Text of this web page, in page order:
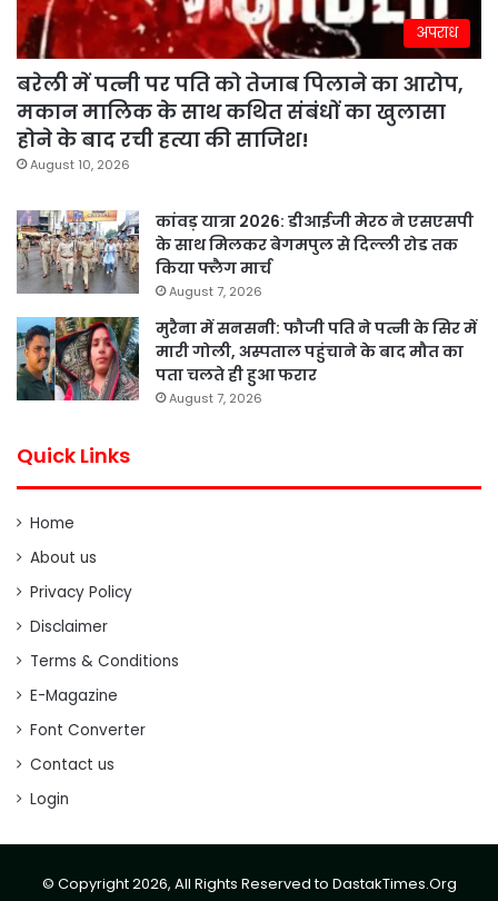
अपराध
बरेली में पत्नी पर पति को तेजाब पिलाने का आरोप,
मकान मालिक के साथ कथित संबंधों का खुलासा
होने के बाद रची हत्या की साजिश!
August 10, 2026
कांवड़ यात्रा 2026: डीआईजी मेरठ ने एसएसपी
के साथ मिलकर बेगमपुल से दिल्ली रोड तक
किया फ्लैग मार्च
August 7, 2026
मुरैना में सनसनी: फौजी पति ने पत्नी के सिर में
मारी गोली, अस्पताल पहुंचाने के बाद मौत का
पता चलते ही हुआ फरार
August 7, 2026
Quick Links
Home
About us
Privacy Policy
Disclaimer
Terms & Conditions
E-Magazine
Font Converter
Contact us
Login
© Copyright 2026, All Rights Reserved to DastakTimes.Org